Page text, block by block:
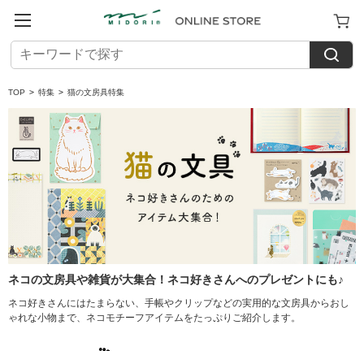
TOP > 特集 > 猫の文房具特集
ネコの文房具や雑貨が大集合！ネコ好きさんへのプレゼントにも♪
ネコ好きさんにはたまらない、手帳やクリップなどの実用的な文房具からおし
ゃれな小物まで、ネコモチーフアイテムをたっぷりご紹介します。